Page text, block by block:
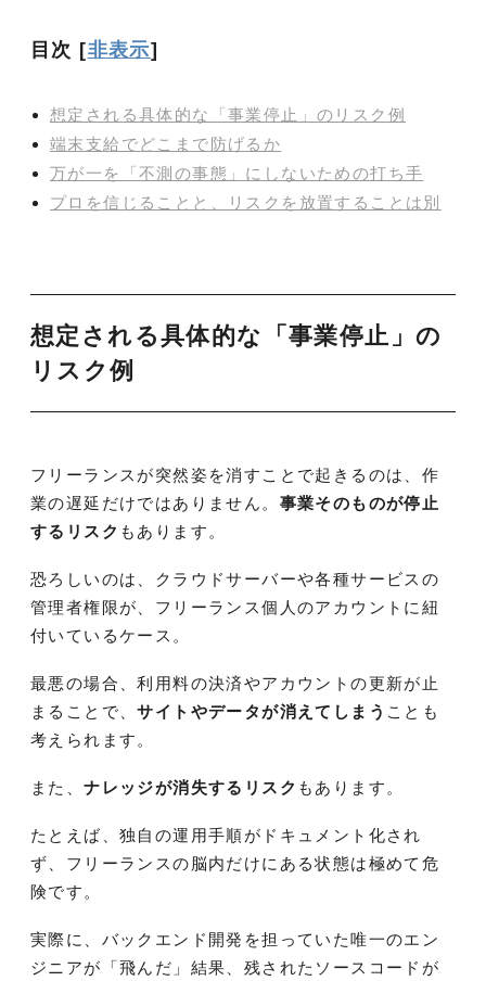
目次 [非表示]
想定される具体的な「事業停止」のリスク例
端末支給でどこまで防げるか
万が一を「不測の事態」にしないための打ち手
プロを信じることと、リスクを放置することは別
想定される具体的な「事業停止」の
リスク例
フリーランスが突然姿を消すことで起きるのは、作
業の遅延だけではありません。 事業そのものが停止
するリスク もあります。
恐ろしいのは、クラウドサーバーや各種サービスの
管理者権限が、フリーランス個人のアカウントに紐
付いているケース。
最悪の場合、利用料の決済やアカウントの更新が止
まることで、サイトやデータが消えてしまう ことも
考えられます。
また、ナレッジが消失するリスク もあります。
たとえば、独自の運用手順がドキュメント化され
ず、フリーランスの脳内だけにある状態は極めて危
険です。
実際に、バックエンド開発を担っていた唯一のエン
ジニアが「飛んだ」結果、残されたソースコードが